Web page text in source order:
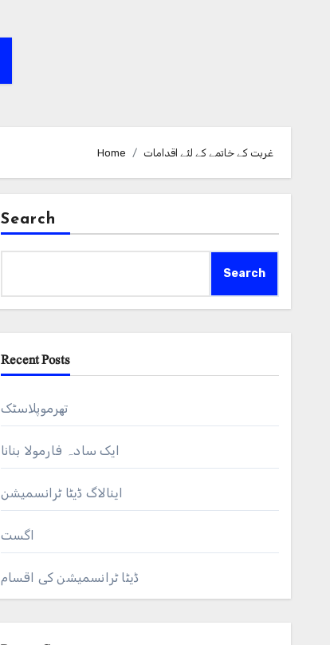
Home غربت کے خاتمے کے لئے اقدامات
Search
Search
Recent Posts
تھرموپلاسٹک
ایک سادہ فارمولا بنانا
اینالاگ ڈیٹا ٹرانسمیشن
اگست
ڈیٹا ٹرانسمیشن کی اقسام